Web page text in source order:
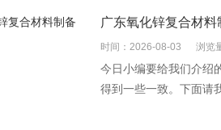
广东氧化锌复合材
时间：2026-08-03 浏览
今日小编要给我们介绍
得到一些一致。下面